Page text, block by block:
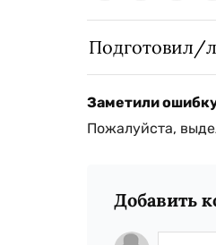
Подготовил/
Заметили
Пожалуйста,
Добавить